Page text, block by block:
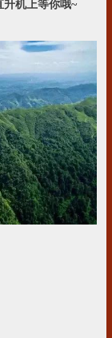
升机上等你哦~